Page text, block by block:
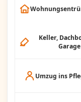
Keller,
Garage
Umzug ins